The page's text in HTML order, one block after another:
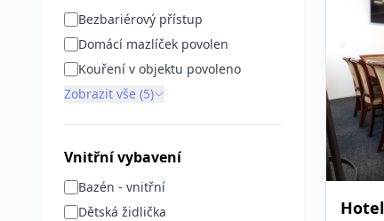
Bezbariérový přístup
Domácí mazlíček povolen
Kouření v objektu povoleno
Zobrazit vše (5)
Vnitřní vybavení
Bazén - vnitřní
Dětská židlička